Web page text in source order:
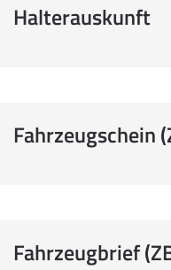
Halterauskunft
Fahrzeugschein
Fahrzeugbrief